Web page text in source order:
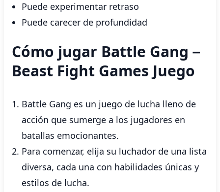
Puede experimentar retraso
Puede carecer de profundidad
Cómo jugar Battle Gang－
Beast Fight Games Juego
Battle Gang es un juego de lucha lleno de
acción que sumerge a los jugadores en
batallas emocionantes.
Para comenzar, elija su luchador de una lista
diversa, cada una con habilidades únicas y
estilos de lucha.